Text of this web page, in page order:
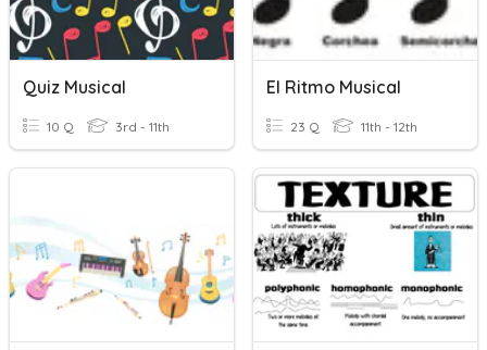
Quiz Musical
10 Q 3rd - 11th
El Ritmo Musical
23 Q 11th - 12th